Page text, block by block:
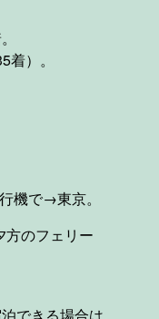
）。
機で→東京。
方のフェリー
できる場合は、